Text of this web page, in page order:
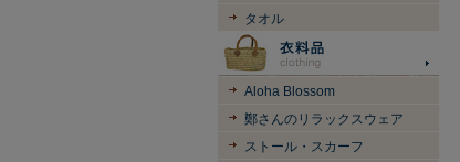
タオル
Aloha Blossom
鄭さんのリラックスウェア
ストール・スカーフ